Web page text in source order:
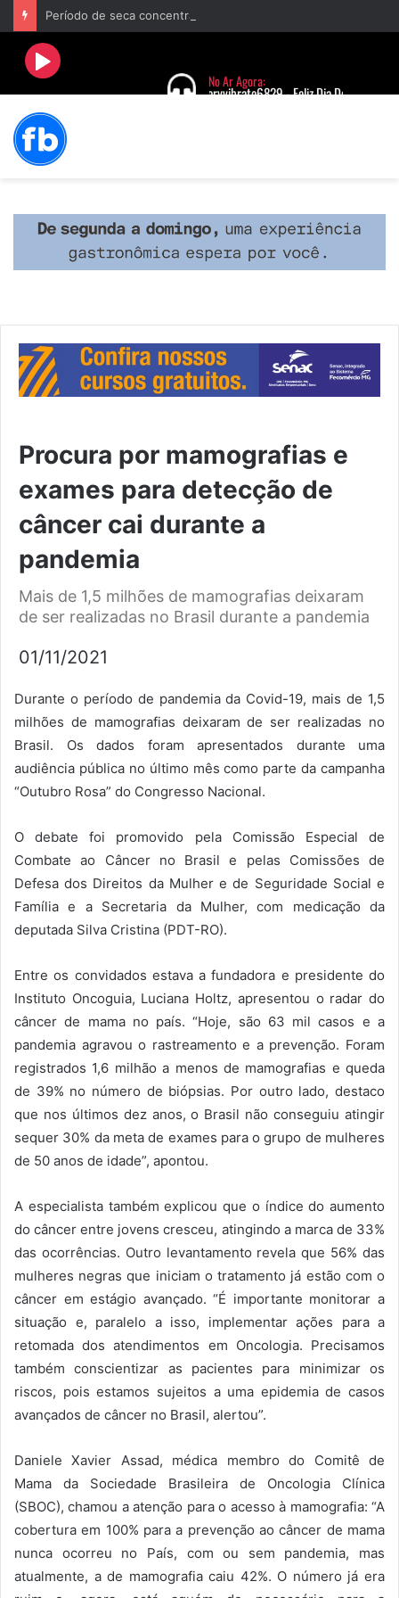
Procura por mamografias e
exames para detecção de
câncer cai durante a
pandemia
Mais de 1,5 milhões de mamografias deixaram
de ser realizadas no Brasil durante a pandemia
01/11/2021
Durante o período de pandemia da Covid-19, mais de 1,5
milhões de mamografias deixaram de ser realizadas no
Brasil. Os dados foram apresentados durante uma
audiência pública no último mês como parte da campanha
“Outubro Rosa” do Congresso Nacional.
O debate foi promovido pela Comissão Especial de
Combate ao Câncer no Brasil e pelas Comissões de
Defesa dos Direitos da Mulher e de Seguridade Social e
Família e a Secretaria da Mulher, com medicação da
deputada Silva Cristina (PDT-RO).
Entre os convidados estava a fundadora e presidente do
Instituto Oncoguia, Luciana Holtz, apresentou o radar do
câncer de mama no país. “Hoje, são 63 mil casos e a
pandemia agravou o rastreamento e a prevenção. Foram
registrados 1,6 milhão a menos de mamografias e queda
de 39% no número de biópsias. Por outro lado, destaco
que nos últimos dez anos, o Brasil não conseguiu atingir
sequer 30% da meta de exames para o grupo de mulheres
de 50 anos de idade”, apontou.
A especialista também explicou que o índice do aumento
do câncer entre jovens cresceu, atingindo a marca de 33%
das ocorrências. Outro levantamento revela que 56% das
mulheres negras que iniciam o tratamento já estão com o
câncer em estágio avançado. “É importante monitorar a
situação e, paralelo a isso, implementar ações para a
retomada dos atendimentos em Oncologia. Precisamos
também conscientizar as pacientes para minimizar os
riscos, pois estamos sujeitos a uma epidemia de casos
avançados de câncer no Brasil, alertou”.
Daniele Xavier Assad, médica membro do Comitê de
Mama da Sociedade Brasileira de Oncologia Clínica
(SBOC), chamou a atenção para o acesso à mamografia: “A
cobertura em 100% para a prevenção ao câncer de mama
nunca ocorreu no País, com ou sem pandemia, mas
atualmente, a de mamografia caiu 42%. O número já era